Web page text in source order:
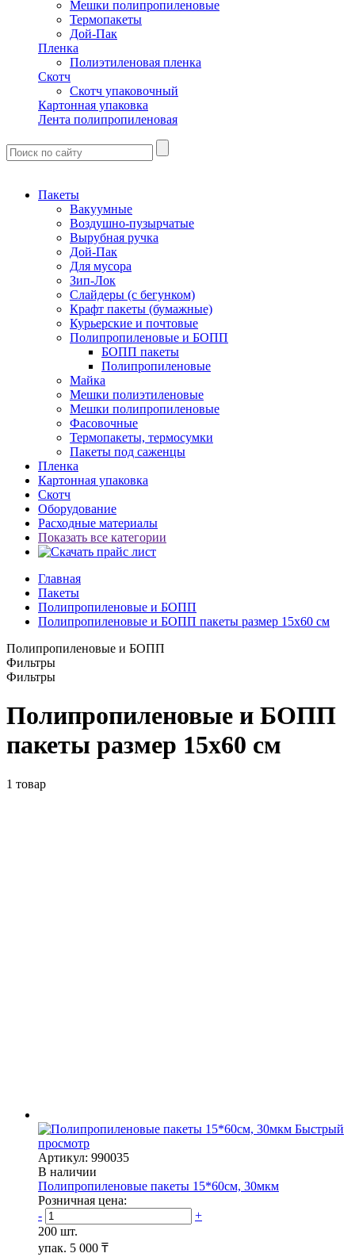
Мешки полипропиленовые
Термопакеты
Дой-Пак
Пленка
Полиэтиленовая пленка
Скотч
Скотч упаковочный
Картонная упаковка
Лента полипропиленовая
Пакеты
Вакуумные
Воздушно-пузырчатые
Вырубная ручка
Дой-Пак
Для мусора
Зип-Лок
Слайдеры (с бегунком)
Крафт пакеты (бумажные)
Курьерские и почтовые
Полипропиленовые и БОПП
БОПП пакеты
Полипропиленовые
Майка
Мешки полиэтиленовые
Мешки полипропиленовые
Фасовочные
Термопакеты, термосумки
Пакеты под саженцы
Пленка
Картонная упаковка
Скотч
Оборудование
Расходные материалы
Показать все категории
Главная
Пакеты
Полипропиленовые и БОПП
Полипропиленовые и БОПП пакеты размер 15x60 см
Полипропиленовые и БОПП
Фильтры
Фильтры
Полипропиленовые и БОПП
пакеты размер 15x60 см
1 товар
Быстрый
просмотр
Артикул: 990035
В наличии
Полипропиленовые пакеты 15*60см, 30мкм
Розничная цена:
-
+
200 шт.
упак. 5 000 ₸